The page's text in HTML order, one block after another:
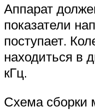
Аппарат
показатели
поступает.
находиться в
кГц.
Схема сборки